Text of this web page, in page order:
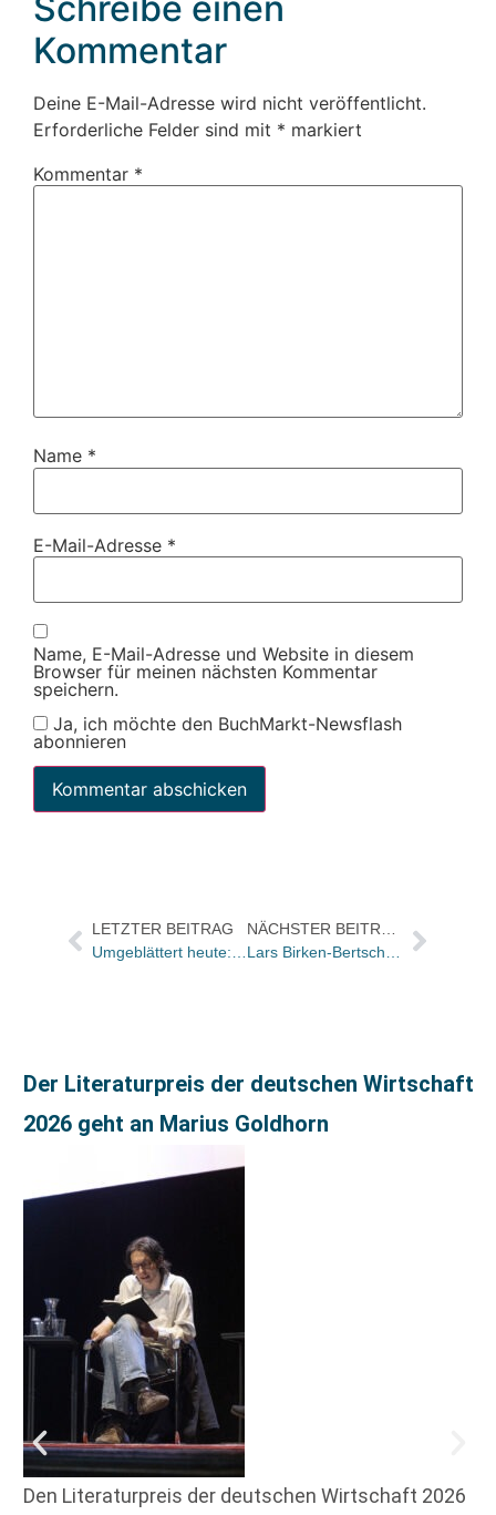
Kommentar
Deine E-Mail-Adresse wird nicht veröffentlicht.
Erforderliche Felder sind mit * markiert
Kommentar *
Name *
E-Mail-Adresse *
Name, E-Mail-Adresse und Website in diesem
Browser für meinen nächsten Kommentar
speichern.
Ja, ich möchte den BuchMarkt-Newsflash
abonnieren
LETZTER BEITRAG
Der Literaturpreis der deutschen Wirtschaft
2026 geht an Marius Goldhorn
Den Literaturpreis der deutschen Wirtschaft 2026